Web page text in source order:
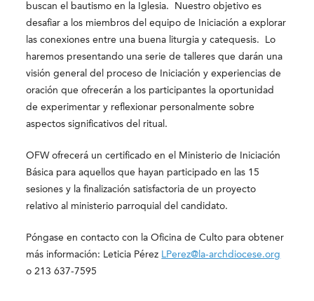
buscan el bautismo en la Iglesia. Nuestro objetivo es
desafiar a los miembros del equipo de Iniciación a explorar
las conexiones entre una buena liturgia y catequesis. Lo
haremos presentando una serie de talleres que darán una
visión general del proceso de Iniciación y experiencias de
oración que ofrecerán a los participantes la oportunidad
de experimentar y reflexionar personalmente sobre
aspectos significativos del ritual.
OFW ofrecerá un certificado en el Ministerio de Iniciación
Básica para aquellos que hayan participado en las 15
sesiones y la finalización satisfactoria de un proyecto
relativo al ministerio parroquial del candidato.
Póngase en contacto con la Oficina de Culto para obtener
más información: Leticia Pérez LPerez@la-archdiocese.org
o 213 637-7595